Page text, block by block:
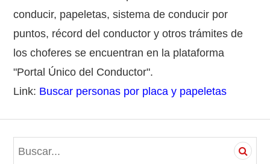
conducir, papeletas, sistema de conducir por
puntos, récord del conductor y otros trámites de
los choferes se encuentran en la plataforma
"Portal Único del Conductor".
Link: Buscar personas por placa y papeletas
e